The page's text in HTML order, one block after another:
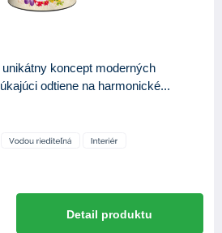
koncept moderných
odtiene na harmonické...
Detail produktu